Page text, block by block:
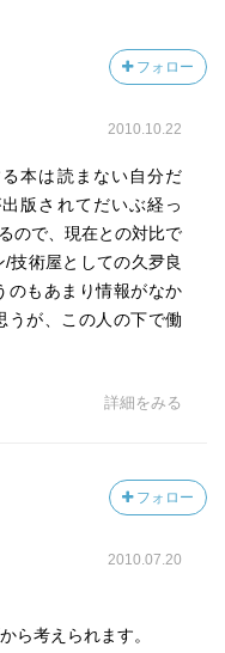
フォロー
2010.10.22
本は読まない自分だ
版されてだいぶ経っ
ので、現在との対比で
技術屋としての久夛良
のもあまり情報がなか
うが、この人の下で働
詳細をみる
フォロー
2010.07.20
ら考えられます。